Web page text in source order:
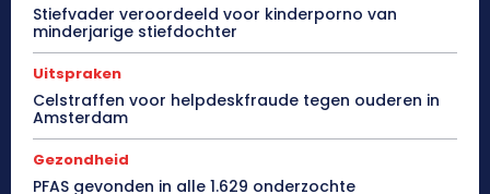
Stiefvader veroordeeld voor kinderporno van
minderjarige stiefdochter
Uitspraken
Celstraffen voor helpdeskfraude tegen ouderen in
Amsterdam
Gezondheid
PFAS gevonden in alle 1.629 onderzochte